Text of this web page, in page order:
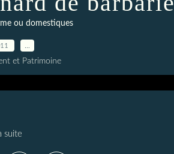
ou domestiques
et Patrimoine
suite